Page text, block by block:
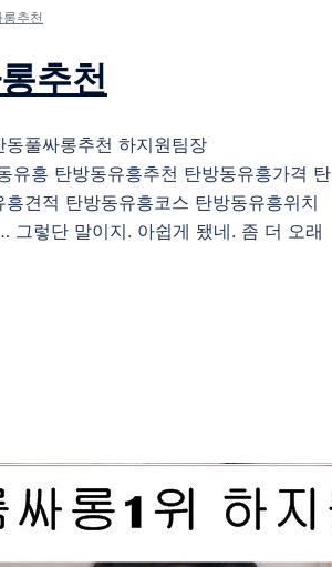
추천
추천
풀싸롱추천 하지원팀장
유흥 탄방동유흥추천 탄방동유흥가격 탄
견적 탄방동유흥코스 탄방동유흥위치
그렇단 말이지. 아쉽게 됐네. 좀 더 오래